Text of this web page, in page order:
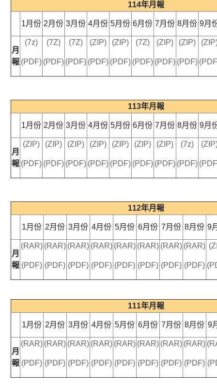
114年月報
1月份 2月份 3月份 4月份 5月份 6月份 7月份 8月份 9月
月
報
(7z)
(PDF)
(7Z)
(PDF)
(7Z)
(PDF)
(ZIP)
(PDF)
(ZIP)
(PDF)
(7Z)
(PDF)
(ZIP)
(PDF)
(ZIP)
(PDF)
113年月報
1月份 2月份 3月份 4月份 5月份 6月份 7月份 8月份 9月
月
報
(ZIP)
(PDF)
(ZIP)
(PDF)
(ZIP)
(PDF)
(ZIP)
(PDF)
(ZIP)
(PDF)
(ZIP)
(PDF)
(ZIP)
(PDF)
(7z)
(PDF)
112年月報
1月份 2月份 3月份 4月份 5月份 6月份 7月份 8月份 9
月
報
(RAR)
(PDF)
(RAR)
(PDF)
(RAR)
(PDF)
(RAR)
(PDF)
(RAR)
(PDF)
(RAR)
(PDF)
(RAR)
(PDF)
(RAR)
(PDF)
111年月報
1月份 2月份 3月份 4月份 5月份 6月份 7月份 8月份 9
月
報
(RAR)
(PDF)
(RAR)
(PDF)
(RAR)
(PDF)
(RAR)
(PDF)
(RAR)
(PDF)
(RAR)
(PDF)
(RAR)
(PDF)
(RAR)
(PDF)